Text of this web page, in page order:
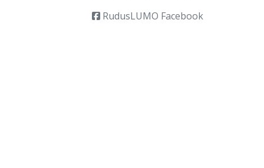
RudusLUMO Facebook